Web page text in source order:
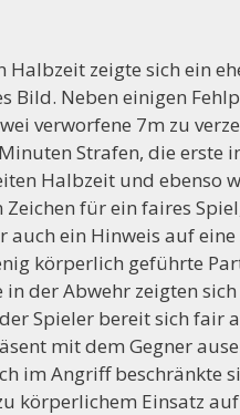
Halbzeit zeigte sich ein
Bild. Neben einigen
verworfene 7m zu
Strafen, die erste
Halbzeit und ebenso
Zeichen für ein faires
auch ein Hinweis auf eine
körperlich geführte
in der Abwehr zeigten
Spieler bereit sich fair
mit dem Gegner
im Angriff beschränkte
körperlichem Einsatz